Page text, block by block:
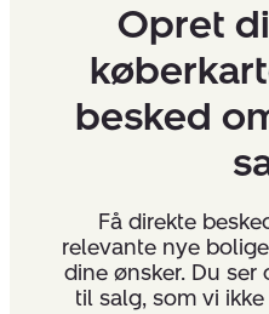
Opret
besked
Få direkte
relevante nye
dine ønsker. Du ser
til salg, som vi